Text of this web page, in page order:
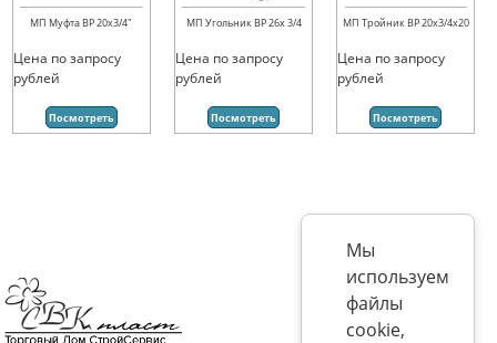
МП Муфта ВР 20х3/4"
Цена по запросу
рублей
Посмотреть
МП Угольник ВР 26х 3/4
Цена по запросу
рублей
Посмотреть
МП Тройник ВР 20х3/4х20
Цена по запросу
рублей
Посмотреть
Мы
используем
файлы
cookie,